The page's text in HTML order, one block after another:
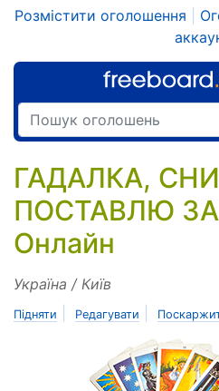
Розмістити оголошення
ГАДАЛКА,
ПОСТАВЛЮ
Онлайн
Україна / Київ
Підняти Редагувати